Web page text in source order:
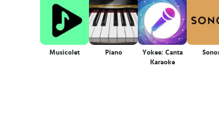
Musicolet Piano
Yokee: Canta
Karaoke